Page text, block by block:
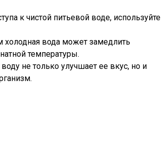
к чистой питьевой воде, используйте
вода может замедлить
температуры.
не только улучшает ее вкус, но и